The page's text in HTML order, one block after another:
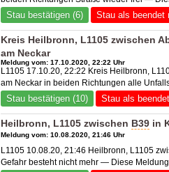
Stau bestätigen (6) Stau als beendet
Kreis Heilbronn, L1105 zwischen
am Neckar
Meldung vom: 17.10.2020, 22:22 Uhr
L1105 17.10.20, 22:22 Kreis Heilbronn,
am Neckar in beiden Richtungen alle
Stau bestätigen (10) Stau als
Heilbronn, L1105 zwischen B39 in
Meldung vom: 10.08.2020, 21:46 Uhr
L1105 10.08.20, 21:46 Heilbronn, L1105
Gefahr besteht nicht mehr — Diese